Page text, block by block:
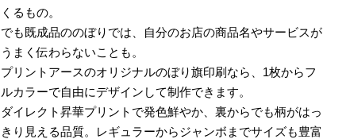
くるもの。
でも既成品ののぼりでは、自分のお店の商品名やサービスが
うまく伝わらないことも。
プリントアースのオリジナルのぼり旗印刷なら、1枚からフ
ルカラーで自由にデザインして制作できます。
ダイレクト昇華プリントで発色鮮やか、裏からでも柄がはっ
きり見える品質。レギュラーからジャンボまでサイズも豊富